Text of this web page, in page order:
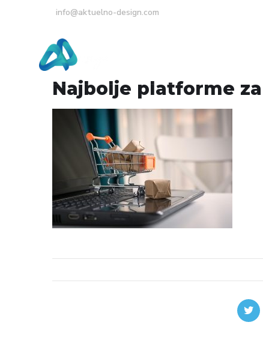
info@aktuelno-design.com
Najbolje platforme